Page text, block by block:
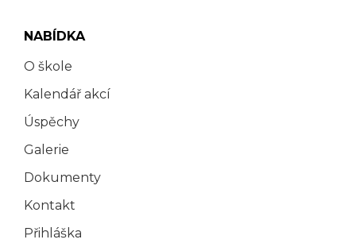
NABÍDKA
O škole
Kalendář akcí
Úspěchy
Galerie
Dokumenty
Kontakt
Přihláška